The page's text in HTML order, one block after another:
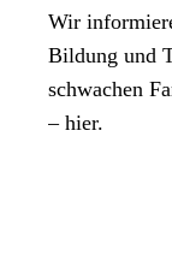
Wir
Bildung und
schwachen
– hier.